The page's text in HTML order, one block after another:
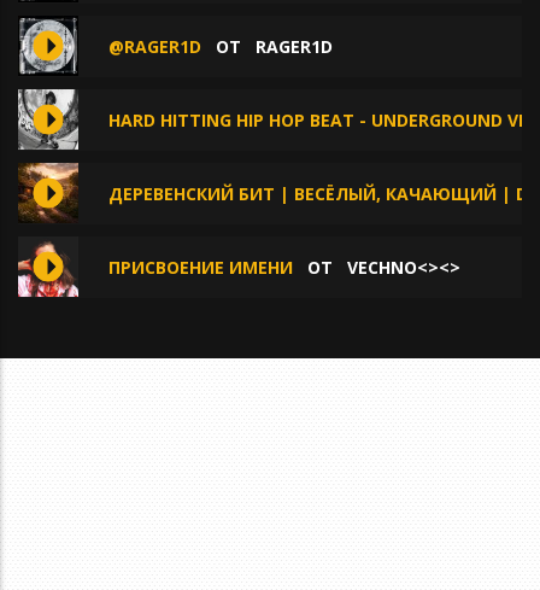
@RAGER1D ОТ RAGER1D
HARD HITTING HIP HOP BEAT - UNDERGROUND
ДЕРЕВЕНСКИЙ БИТ | ВЕСЁЛЫЙ, КАЧАЮЩИЙ |
ПРИСВОЕНИЕ ИМЕНИ ОТ VECHNO<><>